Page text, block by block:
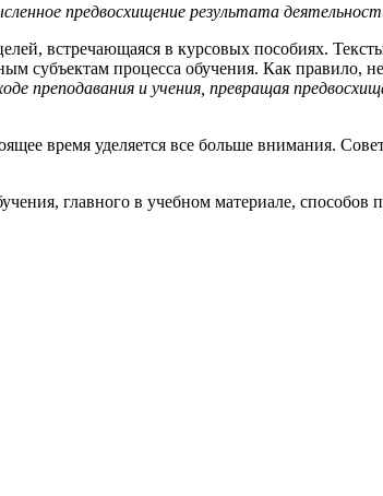
предвосхищение результата
встречающаяся в курсовых пособиях.
процесса обучения. Как правило,
преподавания и учения, превращая
время уделяется все больше внимания.
главного в учебном материале,